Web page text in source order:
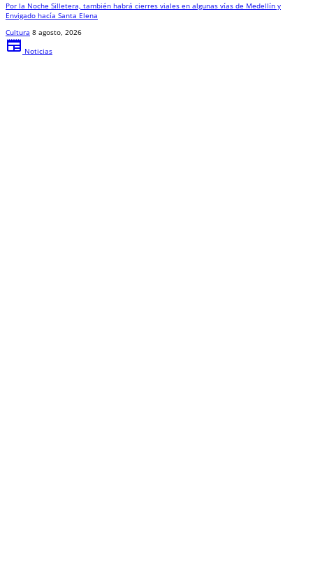
Por la Noche Silletera, también habrá cierres viales en algunas vías de Medellín y
Envigado hacía Santa Elena
Cultura 8 agosto, 2026
newspaper Noticias